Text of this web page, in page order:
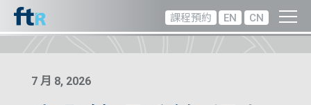
課程預約 EN CN
7 月 8, 2026